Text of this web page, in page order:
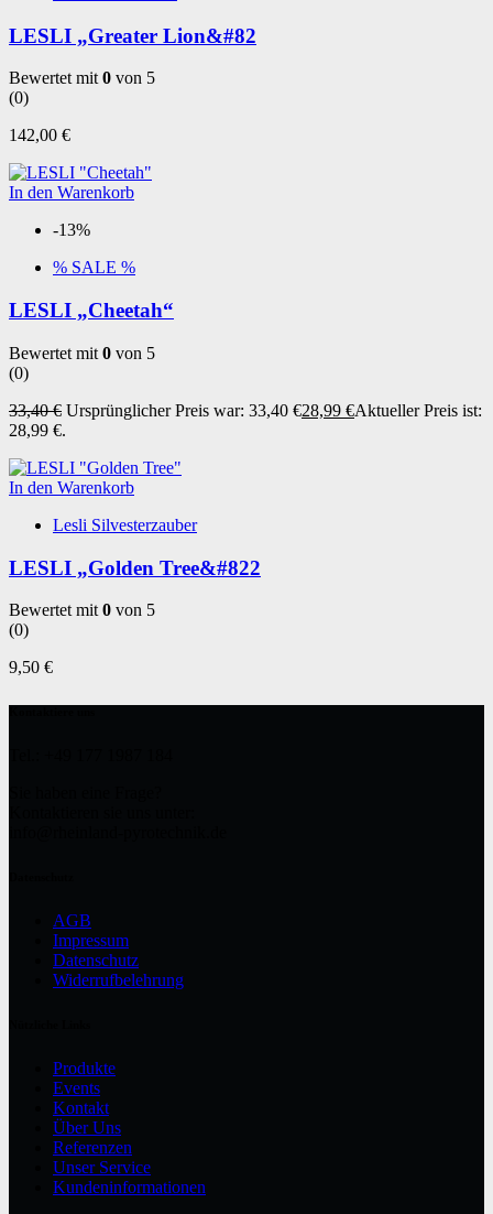
LESLI „Greater Lion&#82
Bewertet mit0 von 5
(0)
142,00 €
In den Warenkorb
-13%
% SALE %
LESLI „Cheetah“
Bewertet mit 0 von 5
(0)
33,40€ Ursprünglicher Preis war: 33,40 €28,99 €Aktueller Preis ist:
28,99 €.
In den Warenkorb
Lesli Silvesterzauber
LESLI „Golden Tree&#822
Bewertet mit 0 von 5
(0)
9,50 €
AGB
Impressum
Datenschutz
Widerrufbelehrung
Produkte
Events
Kontakt
Über Uns
Referenzen
Unser Service
Kundeninformationen